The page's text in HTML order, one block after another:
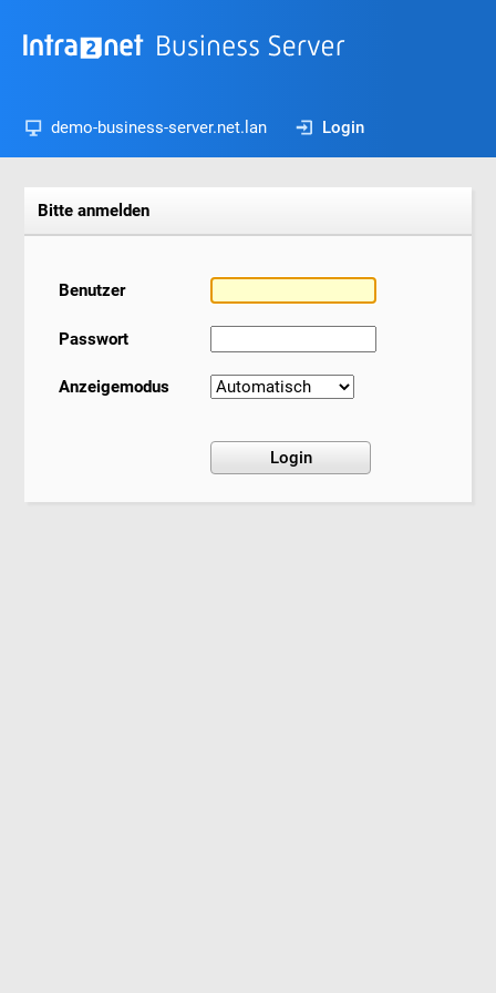
demo-business-server.net.lan Login
Bitte anmelden
Benutzer
Passwort
Anzeigemodus